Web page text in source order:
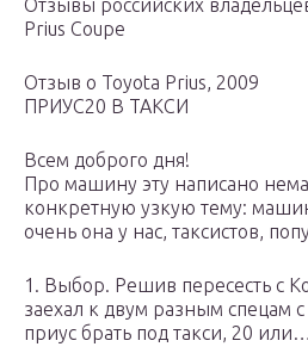
Отзывы российских
Prius Coupe
Отзыв о Toyota Prius, 2009
ПРИУС20 В ТАКСИ
Всем доброго дня!
Про машину эту написано
конкретную узкую тему:
очень она у нас, таксистов,
1. Выбор. Решив пересесть с
заехал к двум разным спецам
приус брать под такси, 20 или…